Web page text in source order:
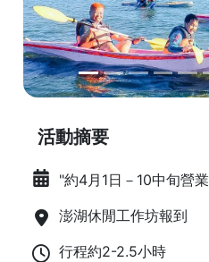
活動摘要
"約4月1日－10中旬營業
澎湖休閒工作坊報到
行程約2-2.5小時